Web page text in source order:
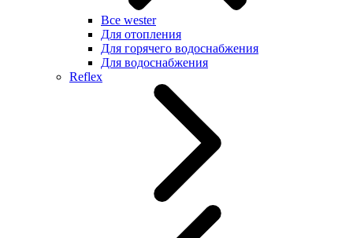
Все wester
Для отопления
Для горячего водоснабжения
Для водоснабжения
Reflex